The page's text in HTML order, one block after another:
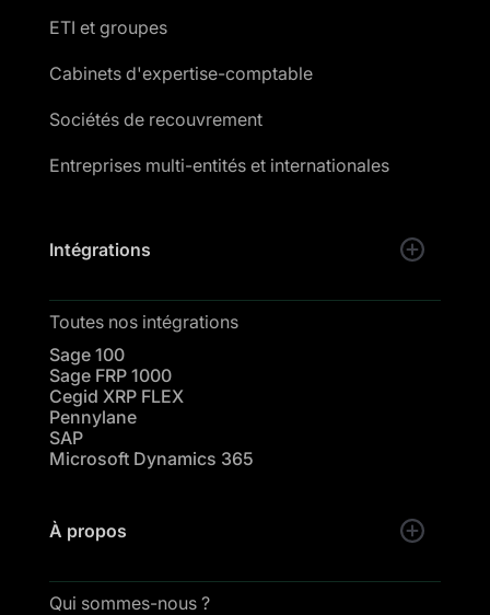
ETI et groupes
Cabinets d'expertise-comptable
Sociétés de recouvrement
Entreprises multi-entités et internationales
Intégrations
Toutes nos intégrations
Sage 100
Sage FRP 1000
Cegid XRP FLEX
Pennylane
SAP
Microsoft Dynamics 365
À propos
Qui sommes-nous ?